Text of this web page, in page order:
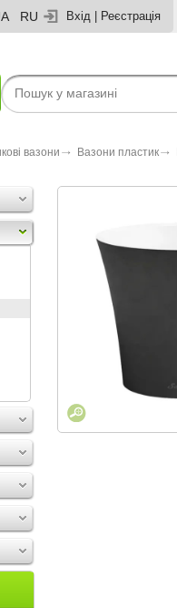
RU Вхід Реєстрація
вазони Вазони пластик